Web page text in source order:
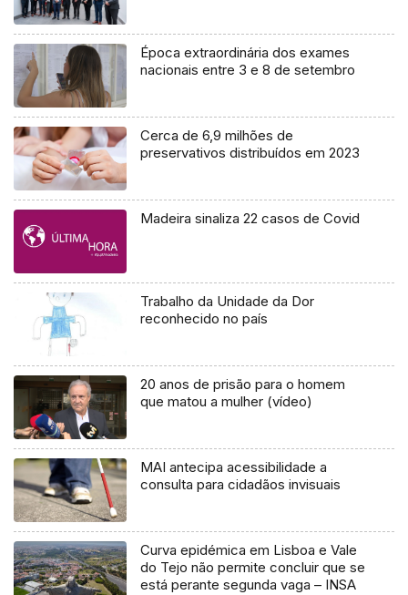
Época extraordinária dos exames
nacionais entre 3 e 8 de setembro
Cerca de 6,9 milhões de
preservativos distribuídos em 2023
Madeira sinaliza 22 casos de Covid
Trabalho da Unidade da Dor
reconhecido no país
20 anos de prisão para o homem
que matou a mulher (vídeo)
MAI antecipa acessibilidade a
consulta para cidadãos invisuais
Curva epidémica em Lisboa e Vale
do Tejo não permite concluir que se
está perante segunda vaga – INSA